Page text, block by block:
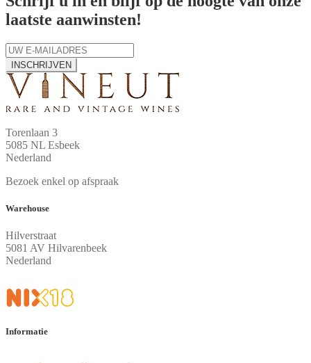
laatste aanwinsten!
INSCHRIJVEN
Torenlaan 3
5085 NL Esbeek
Nederland
Bezoek enkel op afspraak
Warehouse
Hilverstraat
5081 AV Hilvarenbeek
Nederland
Informatie